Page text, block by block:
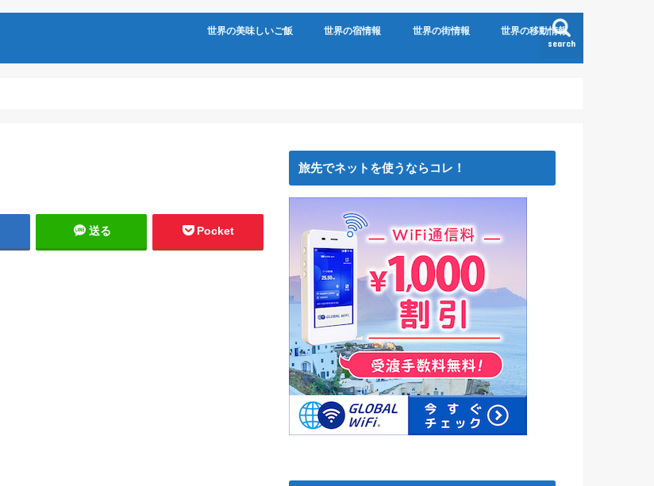
search
世界の美味しいご飯 世界の宿情報 世界の街情報 世界の移動情報
送る Pocket
旅先でネットを使うならコレ！